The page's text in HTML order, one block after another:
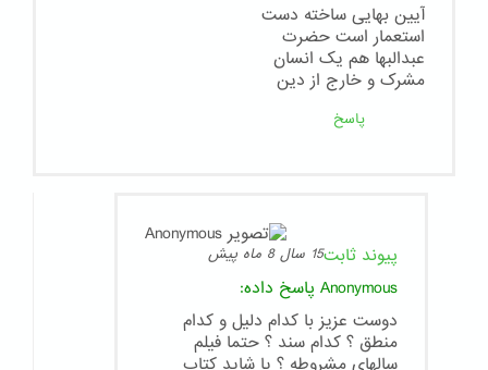
آیین بهایی ساخته دست
استعمار است حضرت
عبدالبها هم یک انسان
مشرک و خارج از دین
پاسخ
پیوند ثابت15 سال 8 ماه پیش
Anonymous پاسخ داده:
دوست عزیز با کدام دلیل و کدام
منطق ؟ کدام سند ؟ حتما فیلم